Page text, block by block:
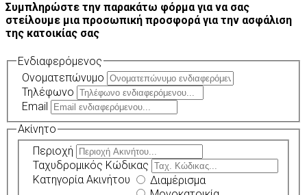
Συμπληρώστε την παρακάτω φόρμα για να σας
στείλουμε μια προσωπική προσφορά για την ασφάλιση
της κατοικίας σας
Ενδιαφερόμενος
Ονοματεπώνυμο
Τηλέφωνο
Email
Ακίνητο
Περιοχή
Ταχυδρομικός Κώδικας
Κατηγορία Ακινήτου
Διαμέρισμα